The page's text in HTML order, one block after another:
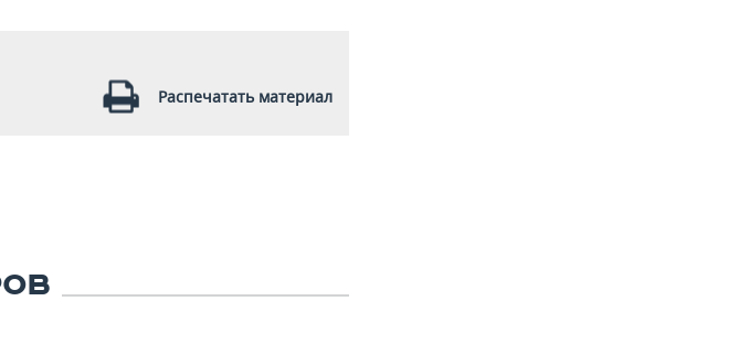
Распечатать материал